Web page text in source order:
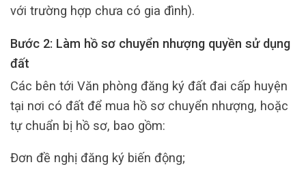
với trường hợp chưa có gia đình).
Bước 2: Làm hồ sơ chuyển nhượng quyền sử dụng
đất
Các bên tới Văn phòng đăng ký đất đai cấp huyện
tại nơi có đất để mua hồ sơ chuyển nhượng, hoặc
tự chuẩn bị hồ sơ, bao gồm:
Đơn đề nghị đăng ký biến động;